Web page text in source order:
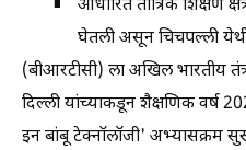
आधारित तांत्रिक शिक्षण
घेतली असून चिचपल्ली
(बीआरटीसी) ला अखिल भारतीय
दिल्ली यांच्याकडून शैक्षणिक वर्ष
इन बांबू टेक्नॉलॉजी' अभ्यासक्रम